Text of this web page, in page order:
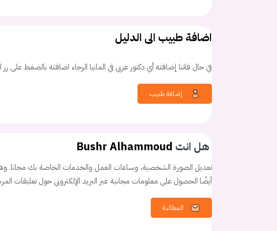
اضافة طبيب الى الدليل
في حال فاتنا إضافته أي دكتور عربي في المانيا الرجاء اضافته بالضغط على زر
هل انت Bushr Alhammoud
تعديل الصورة الشخصية، وساعات العمل والخدمات الخاصة بك مجانا.
أيضًا الحصول على معلومات مجانية عبر البريد الإلكتروني حول تعليقات
المطالبة